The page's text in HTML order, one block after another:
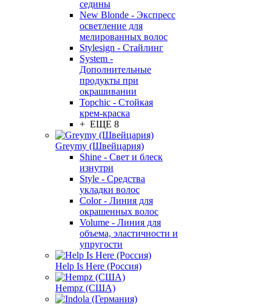
седины
New Blonde - Экспресс
осветление для
мелированных волос
Stylesign - Стайлинг
System -
Дополнительные
продукты при
окрашивании
Topchic - Стойкая
крем-краска
+ ЕЩЕ 8
Greymy (Швейцария)
Shine - Свет и блеск
изнутри
Style - Средства
укладки волос
Color - Линия для
окрашенных волос
Volume - Линия для
объема, эластичности и
упругости
Help Is Here (Россия)
Hempz (США)